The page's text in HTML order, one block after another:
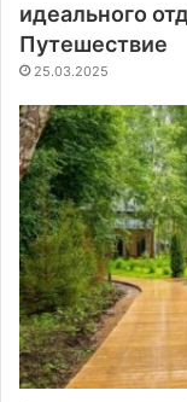
идеального
Путешествие
25.03.2025